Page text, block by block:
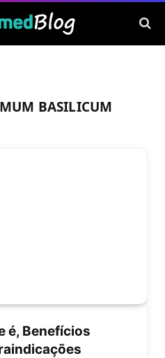
BASILICUM
é, Benefícios